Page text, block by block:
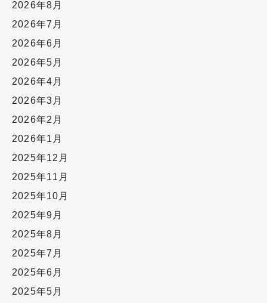
2026年8月
2026年7月
2026年6月
2026年5月
2026年4月
2026年3月
2026年2月
2026年1月
2025年12月
2025年11月
2025年10月
2025年9月
2025年8月
2025年7月
2025年6月
2025年5月